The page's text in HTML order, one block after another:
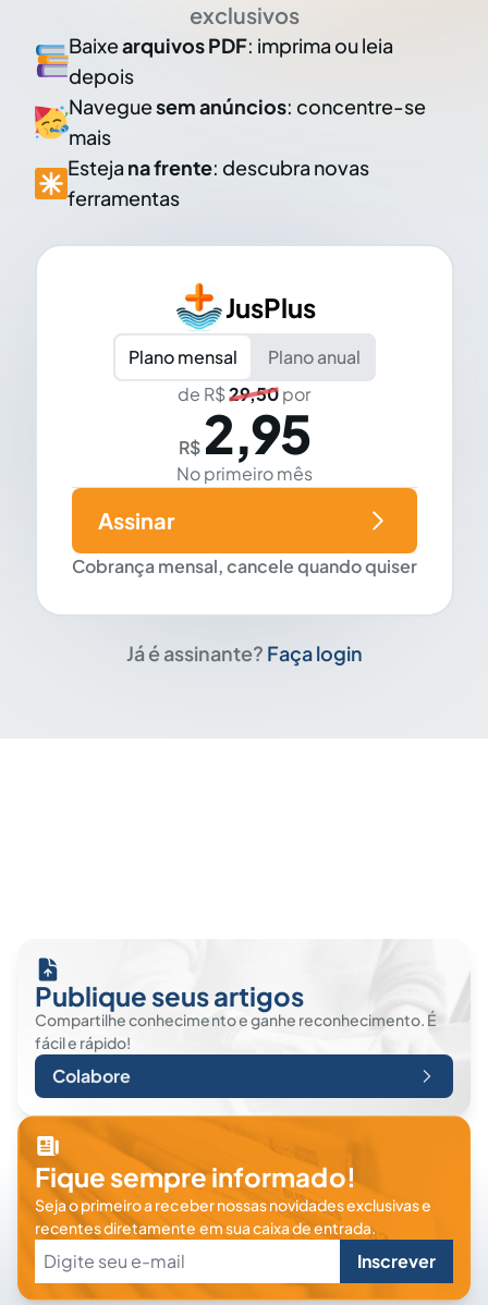
exclusivos
Baixearquivos PDF: imprima ou leia
depois
Naveguesem anúncios: concentre-se
mais
Esteja na frente: descubra novas
ferramentas
JusPlus
Plano mensal
Plano anual
de R$29,50por
R$ 2,95
No primeiro mês
Cobrança mensal, cancele quando quiser
Assinar
Já é assinante? Faça login
Publique seus artigos
Compartilhe conhecimento e ganhe reconhecimento. É
fácil e rápido!
Colabore
Fique sempre informado!
Seja o primeiro a receber nossas novidades exclusivas e
recentes diretamente em sua caixa de entrada.
Inscrever